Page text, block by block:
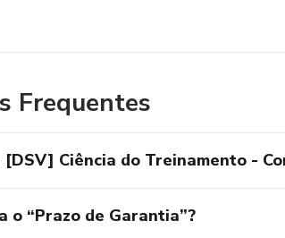
Frequentes
[DSV] Ciência do Treinamento -
o “Prazo de Garantia”?